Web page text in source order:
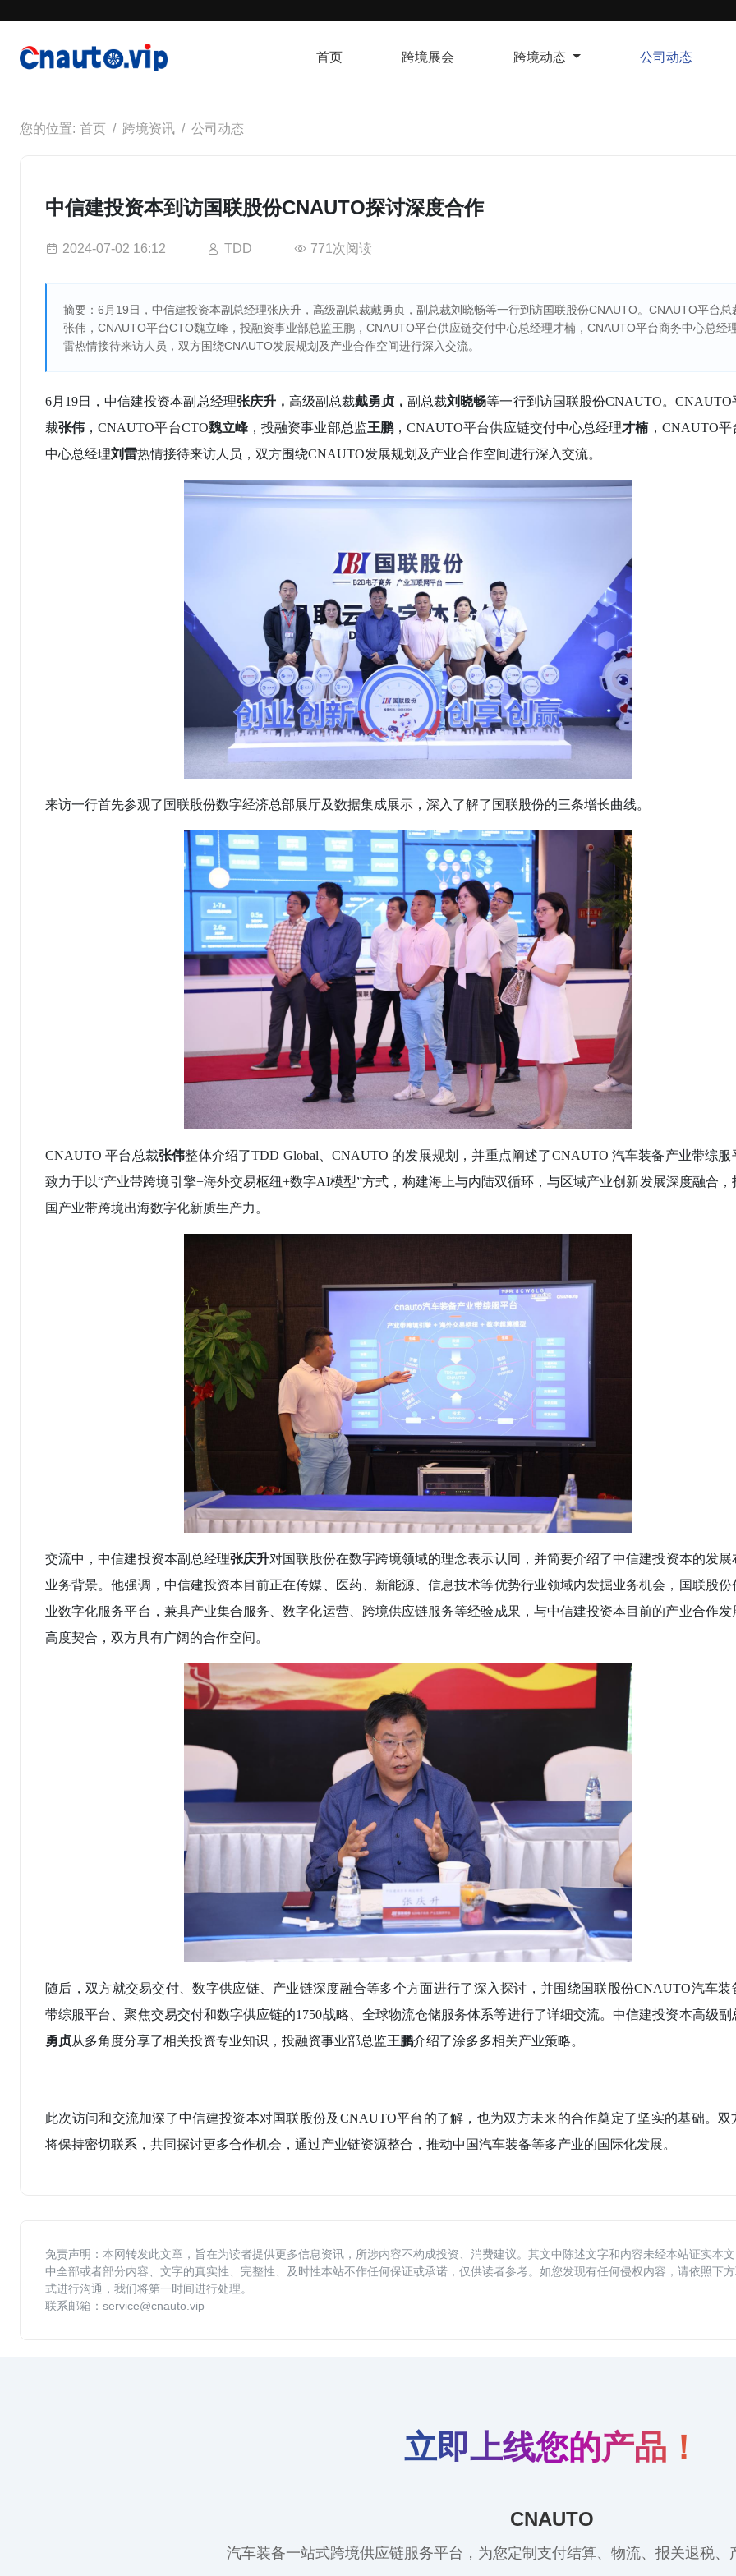
首页 跨境展会 跨境动态 公司动态
首页 跨境资讯 公司动态
中信建投资本到访国联股份CNAUTO探讨深度合作
2024-07-02 16:12 TDD 771次阅读
摘要：6月19日，中信建投资本副总经理张庆升，高级副总裁戴勇贞，副总裁刘晓畅等一行到访国联股份CNAUTO。CNAUTO平台总
张伟，CNAUTO平台CTO魏立峰，投融资事业部总监王鹏，CNAUTO平台供应链交付中心总经理才楠，CNAUTO平台商务中心总经
雷热情接待来访人员，双方围绕CNAUTO发展规划及产业合作空间进行深入交流。
6月19日，中信建投资本副总经理张庆升， 高级副总裁戴勇贞，副总裁刘晓畅等一行到访国联股份CNAUTO。CNAUTO
裁张伟 ，CNAUTO平台CTO魏立峰 ，投融资事业部总监王鹏，CNAUTO平台供应链交付中心总经理才楠， CNAUTO平
中心总经理刘雷热情接待来访人员，双方围绕CNAUTO发展规划及产业合作空间进行深入交流。
来访一行首先参观了国联股份数字经济总部展厅及数据集成展示，深入了解了国联股份的三条增长曲线。
CNAUTO 平台总裁张伟整体介绍了TDD Global、CNAUTO 的发展规划，并重点阐述了CNAUTO 汽车装备产业带综服
致力于以“产业带跨境引擎+海外交易枢纽+数字AI模型”方式，构建海上与内陆双循环，与区域产业创新发展深度融合，
国产业带跨境出海数字化新质生产力。
交流中，中信建投资本副总经理张庆升对国联股份在数字跨境领域的理念表示认同，并简要介绍了中信建投资本的发展
业务背景。他强调，中信建投资本目前正在传媒、医药、新能源、信息技术等优势行业领域内发掘业务机会，国联股份
业数字化服务平台，兼具产业集合服务、数字化运营、跨境供应链服务等经验成果，与中信建投资本目前的产业合作发
高度契合，双方具有广阔的合作空间。
随后，双方就交易交付、数字供应链、产业链深度融合等多个方面进行了深入探讨，并围绕国联股份CNAUTO汽车装
带综服平台、聚焦交易交付和数字供应链的1750战略、全球物流仓储服务体系等进行了详细交流。中信建投资本高级副
勇贞从多角度分享了相关投资专业知识，投融资事业部总监王鹏介绍了涂多多相关产业策略。
此次访问和交流加深了中信建投资本对国联股份及 CNAUTO平台的了解，也为双方未来的合作奠定了坚实的基础。双
将保持密切联系，共同探讨更多合作机会，通过产业链资源整合，推动中国汽车装备等多产业的国际化发展。
免责声明：本网转发此文章，旨在为读者提供更多信息资讯，所涉内容不构成投资、消费建议。其文中陈述文字和内容未经本站证实本
中全部或者部分内容、文字的真实性、完整性、及时性本站不作任何保证或承诺，仅供读者参考。如您发现有任何侵权内容，请依照下
式进行沟通，我们将第一时间进行处理。
联系邮箱：service@cnauto.vip
立即上线您的产品！
CNAUTO
汽车装备一站式跨境供应链服务平台，为您定制支付结算、物流、报关退税、